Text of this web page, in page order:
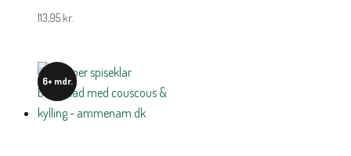
113,95 kr.
6+ mdr.